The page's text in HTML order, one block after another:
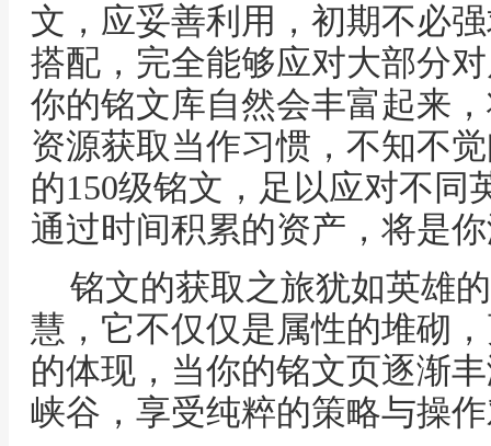
文，应妥善利用，初期不必
搭配，完全能够应对大部分
你的铭文库自然会丰富起来
资源获取当作习惯，不知不
的150级铭文，足以应对不同
通过时间积累的资产，将是
铭文的获取之旅犹如英雄
慧，它不仅仅是属性的堆砌
的体现，当你的铭文页逐渐
峡谷，享受纯粹的策略与操